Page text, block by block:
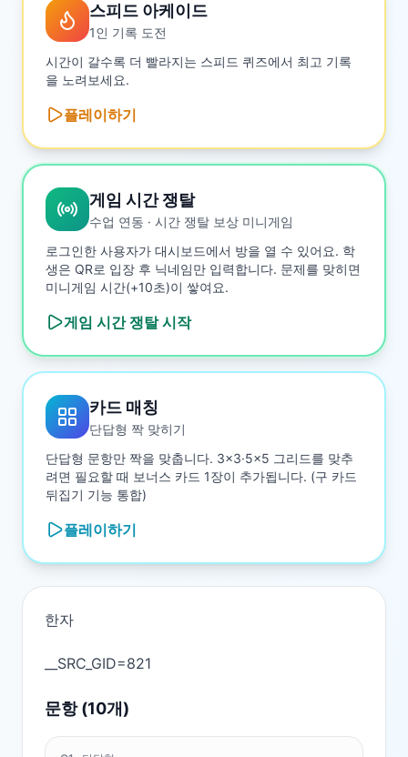
스피드 아케이드
1인 기록 도전
시간이 갈수록 더 빨라지는 스피드 퀴즈에서 최고 기록
을 노려보세요.
플레이하기
게임 시간 쟁탈
수업 연동 · 시간 쟁탈 보상 미니게임
로그인한 사용자가 대시보드에서 방을 열 수 있어요. 학
생은 QR로 입장 후 닉네임만 입력합니다. 문제를 맞히면
미니게임 시간(+10초)이 쌓여요.
게임 시간 쟁탈시작
카드 매칭
단답형 짝 맞히기
단답형 문항만 짝을 맞춥니다. 3×3·5×5 그리드를 맞추
려면 필요할 때 보너스 카드 1장이 추가됩니다. (구 카드
뒤집기 기능 통합)
플레이하기
한자
문항 (10개)